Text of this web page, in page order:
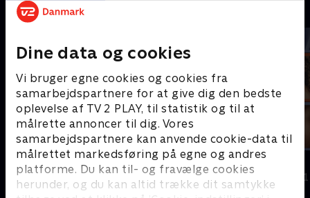
Dine data og cookies
Vi bruger egne cookies og cookies fra
samarbejdspartnere for at give dig den bedste
oplevelse af TV 2 PLAY, til statistik og til at
målrette annoncer til dig. Vores
samarbejdspartnere kan anvende cookie-data til
målrettet markedsføring på egne og andres
platforme. Du kan til- og fravælge cookies
herunder, og du kan altid trække dit samtykke
Andre så også
Mor på Onlyfans
Dokumentar
Kom du?
Dokumentar •